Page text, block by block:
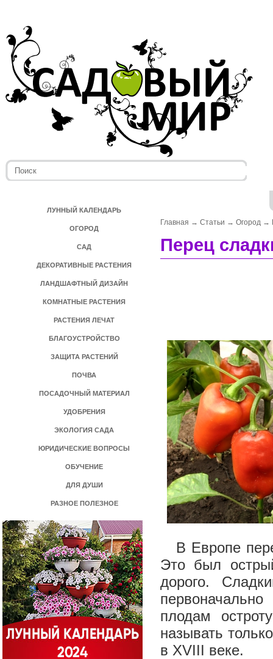
ЛУННЫЙ КАЛЕНДАРЬ
ОГОРОД
САД
ДЕКОРАТИВНЫЕ РАСТЕНИЯ
ЛАНДШАФТНЫЙ ДИЗАЙН
КОМНАТНЫЕ РАСТЕНИЯ
РАСТЕНИЯ ЛЕЧАТ
БЛАГОУСТРОЙСТВО
ЗАЩИТА РАСТЕНИЙ
ПОЧВА
ПОСАДОЧНЫЙ МАТЕРИАЛ
УДОБРЕНИЯ
ЭКОЛОГИЯ САДА
ЮРИДИЧЕСКИЕ ВОПРОСЫ
ОБУЧЕНИЕ
ДЛЯ ДУШИ
РАЗНОЕ ПОЛЕЗНОЕ
Главная → Статьи → Огород →
Перец
В Европе
Это был
дорого.
плодам
называть
в XVIII веке.